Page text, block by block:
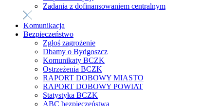
Zadania z dofinansowaniem centralnym
Komunikacja
Bezpieczeństwo
Zgłoś zagrożenie
Dbamy o Bydgoszcz
Komunikaty BCZK
Ostrzeżenia BCZK
RAPORT DOBOWY MIASTO
RAPORT DOBOWY POWIAT
Statystyka BCZK
ABC bezpieczeństwa